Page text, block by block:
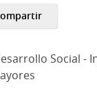
Social -